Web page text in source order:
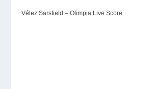
Vélez Sarsfield – Olimpia Live Score